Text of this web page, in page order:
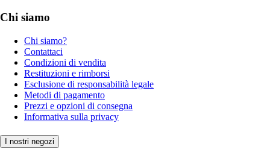
Chi siamo
Chi siamo?
Contattaci
Condizioni di vendita
Restituzioni e rimborsi
Esclusione di responsabilità legale
Metodi di pagamento
Prezzi e opzioni di consegna
Informativa sulla privacy
I nostri negozi